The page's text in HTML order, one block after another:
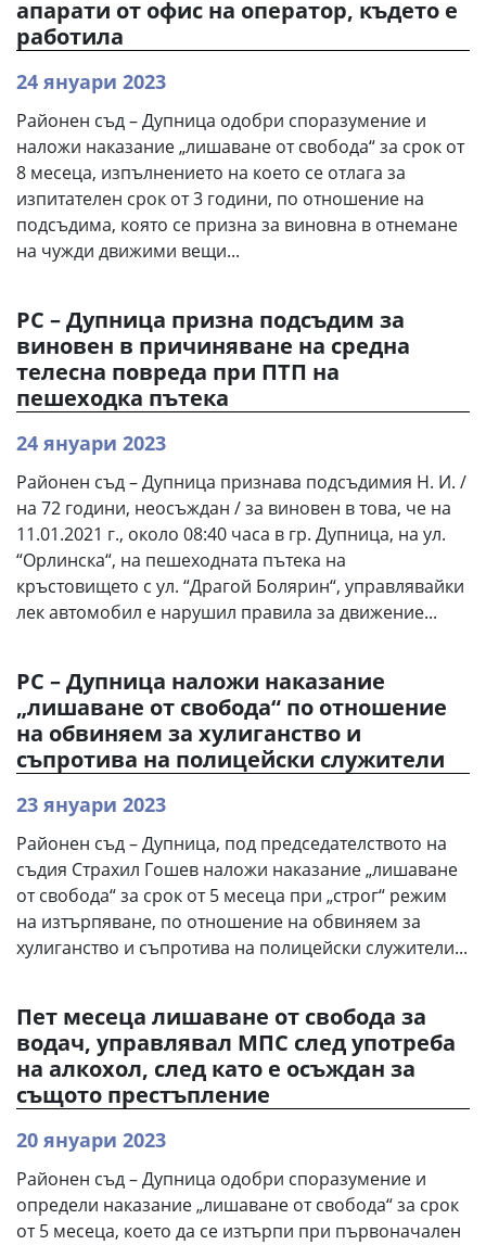
апарати от офис на оператор, където е
работила
24 януари 2023
Районен съд – Дупница одобри споразумение и
наложи наказание „лишаване от свобода“ за срок от
8 месеца, изпълнението на което се отлага за
изпитателен срок от 3 години, по отношение на
подсъдима, която се призна за виновна в отнемане
на чужди движими вещи...
РС – Дупница призна подсъдим за
виновен в причиняване на средна
телесна повреда при ПТП на
пешеходка пътека
24 януари 2023
Районен съд – Дупница признава подсъдимия Н. И. /
на 72 години, неосъждан / за виновен в това, че на
11.01.2021 г., около 08:40 часа в гр. Дупница, на ул.
“Орлинска“, на пешеходната пътека на
кръстовището с ул. “Драгой Болярин“, управлявайки
лек автомобил е нарушил правила за движение...
РС – Дупница наложи наказание
„лишаване от свобода“ по отношение
на обвиняем за хулиганство и
съпротива на полицейски служители
23 януари 2023
Районен съд – Дупница, под председателството на
съдия Страхил Гошев наложи наказание „лишаване
от свобода“ за срок от 5 месеца при „строг“ режим
на изтърпяване, по отношение на обвиняем за
хулиганство и съпротива на полицейски служители...
Пет месеца лишаване от свобода за
водач, управлявал МПС след употреба
на алкохол, след като е осъждан за
същото престъпление
20 януари 2023
Районен съд – Дупница одобри споразумение и
определи наказание „лишаване от свобода“ за срок
от 5 месеца, което да се изтърпи при първоначален